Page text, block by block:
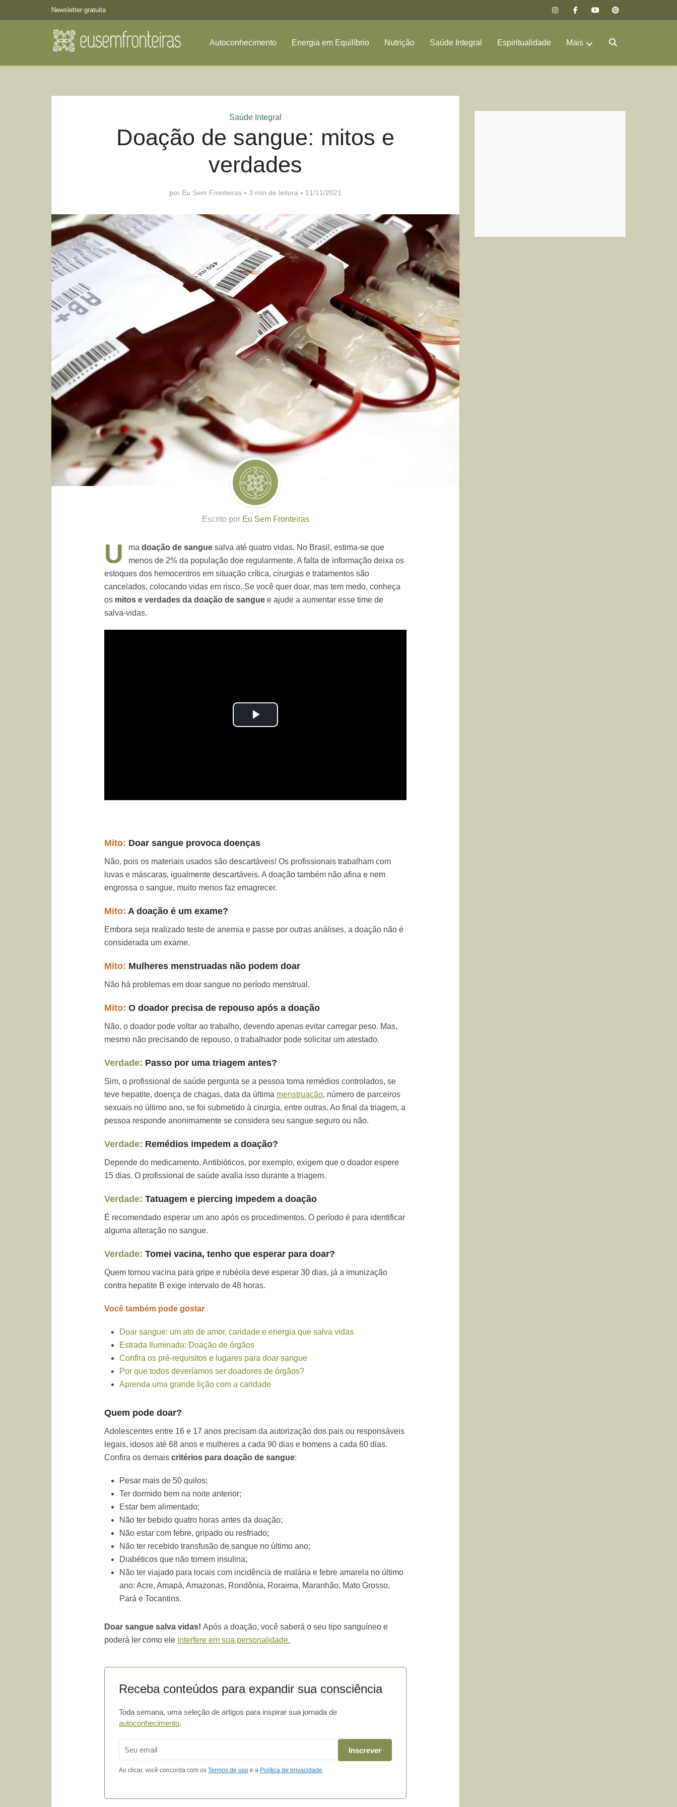
Newsletter gratuita
Autoconhecimento Energia em Equilíbrio Nutrição Saúde Integral Espiritualidade Mais
Saúde Integral
Doação de sangue: mitos e
verdades
por Eu Sem Fronteiras 3 min de leitura 11/11/2021
Escrito por Eu Sem Fronteiras
U ma doação de sangue salva até quatro vidas. No Brasil, estima-se que
menos de 2% da população doe regularmente. A falta de informação deixa os
estoques dos hemocentros em situação crítica, cirurgias e tratamentos são
cancelados, colocando vidas em risco. Se você quer doar, mas tem medo, conheça
os mitos e verdades da doação de sangue e ajude a aumentar esse time de
salva-vidas.
Play
Mito: Doar sangue provoca doenças
Não, pois os materiais usados são descartáveis! Os profissionais trabalham com
luvas e máscaras, igualmente descartáveis. A doação também não afina e nem
engrossa o sangue, muito menos faz emagrecer.
Mito: A doação é um exame?
Embora seja realizado teste de anemia e passe por outras análises, a doação não é
considerada um exame.
Mito: Mulheres menstruadas não podem doar
Não há problemas em doar sangue no período menstrual.
Mito: O doador precisa de repouso após a doação
Não, o doador pode voltar ao trabalho, devendo apenas evitar carregar peso. Mas,
mesmo não precisando de repouso, o trabalhador pode solicitar um atestado.
Verdade: Passo por uma triagem antes?
Sim, o profissional de saúde pergunta se a pessoa toma remédios controlados, se
teve hepatite, doença de chagas, data da última menstruação, número de parceiros
sexuais no último ano, se foi submetido à cirurgia, entre outras. Ao final da triagem, a
pessoa responde anonimamente se considera seu sangue seguro ou não.
Verdade: Remédios impedem a doação?
Depende do medicamento. Antibióticos, por exemplo, exigem que o doador espere
15 dias. O profissional de saúde avalia isso durante a triagem.
Verdade: Tatuagem e piercing impedem a doação
É recomendado esperar um ano após os procedimentos. O período é para identificar
alguma alteração no sangue.
Verdade: Tomei vacina, tenho que esperar para doar?
Quem tomou vacina para gripe e rubéola deve esperar 30 dias, já a imunização
contra hepatite B exige intervalo de 48 horas.
Você também pode gostar
Doar sangue: um ato de amor, caridade e energia que salva vidas
Estrada Iluminada: Doação de órgãos
Confira os pré-requisitos e lugares para doar sangue
Por que todos deveríamos ser doadores de órgãos?
Aprenda uma grande lição com a caridade
Quem pode doar?
Adolescentes entre 16 e 17 anos precisam da autorização dos pais ou responsáveis
legais, idosos até 68 anos e mulheres a cada 90 dias e homens a cada 60 dias.
Confira os demais critérios para doação de sangue:
Pesar mais de 50 quilos;
Ter dormido bem na noite anterior;
Estar bem alimentado;
Não ter bebido quatro horas antes da doação;
Não estar com febre, gripado ou resfriado;
Não ter recebido transfusão de sangue no último ano;
Diabéticos que não tomem insulina;
Não ter viajado para locais com incidência de malária e febre amarela no último
ano: Acre, Amapá, Amazonas, Rondônia, Roraima, Maranhão, Mato Grosso,
Pará e Tocantins.
Doar sangue salva vidas! Após a doação, você saberá o seu tipo sanguíneo e
poderá ler como ele interfere em sua personalidade.
Receba conteúdos para expandir sua consciência
Toda semana, uma seleção de artigos para inspirar sua jornada de
autoconhecimento.
Inscrever
Ao clicar, você concorda com os Termos de uso e a Política de privacidade.